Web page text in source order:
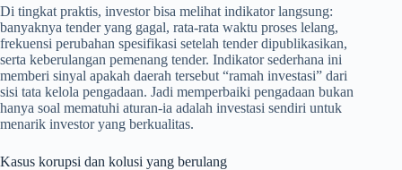
Di tingkat praktis, investor bisa melihat indikator langsung:
banyaknya tender yang gagal, rata-rata waktu proses lelang,
frekuensi perubahan spesifikasi setelah tender dipublikasikan,
serta keberulangan pemenang tender. Indikator sederhana ini
memberi sinyal apakah daerah tersebut “ramah investasi” dari
sisi tata kelola pengadaan. Jadi memperbaiki pengadaan bukan
hanya soal mematuhi aturan-ia adalah investasi sendiri untuk
menarik investor yang berkualitas.
Kasus korupsi dan kolusi yang berulang